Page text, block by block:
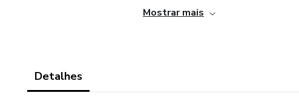
Mostrar mais
Detalhes